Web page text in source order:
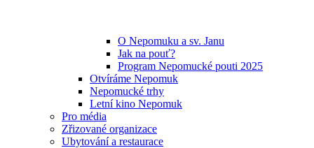
O Nepomuku a sv. Janu
Jak na pouť?
Program Nepomucké pouti 2025
Otvíráme Nepomuk
Nepomucké trhy
Letní kino Nepomuk
Pro média
Zřizované organizace
Ubytování a restaurace